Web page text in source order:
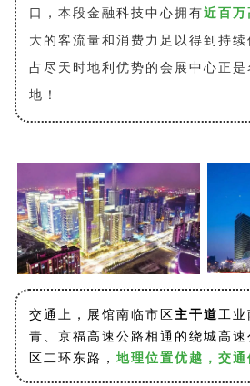
口，本段金融科技中心拥有近百万
大的客流量和消费力足以得到持续
占尽天时地利优势的会展中心正是
地！
交通上， 展馆南临市区主干道工
青、京福高速公路相通的绕城高
区二环东路，地理位置优越，交通